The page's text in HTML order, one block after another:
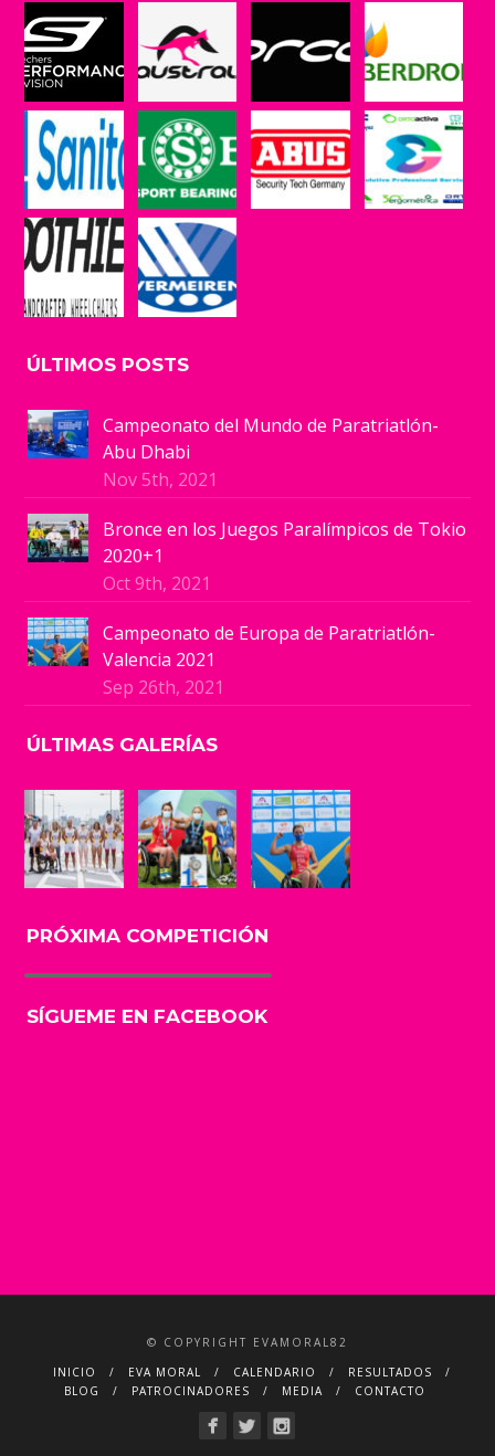
ÚLTIMOS POSTS
Campeonato del Mundo de Paratriatlón-
Abu Dhabi
Nov 5th, 2021
Bronce en los Juegos Paralímpicos de Tokio
2020+1
Oct 9th, 2021
Campeonato de Europa de Paratriatlón-
Valencia 2021
Sep 26th, 2021
ÚLTIMAS GALERÍAS
PRÓXIMA COMPETICIÓN
SÍGUEME EN FACEBOOK
© COPYRIGHT EVAMORAL82
INICIO
EVA MORAL CALENDARIO
RESULTADOS
BLOG
PATROCINADORES MEDIA CONTACTO